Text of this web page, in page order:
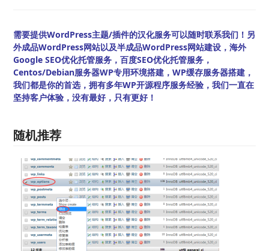
需要提供WordPress主题/插件的汉化服务可以随时联系我们！另
外成品WordPress网站以及半成品WordPress网站建设，海外
Google SEO优化托管服务，百度SEO优化托管服务，
Centos/Debian服务器WP专用环境搭建，WP缓存服务器搭建，
我们都是你的首选，拥有多年WP开源程序服务经验，我们一直在
坚持客户体验，没有最好，只有更好！
随机推荐